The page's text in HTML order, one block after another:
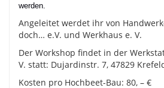
werden.
Angeleitet werdet ihr von
doch… e.V. und Werkhaus e. V.
Der Workshop findet in der
V. statt: Dujardinstr. 7, 47829
Kosten pro Hochbeet-Bau: 80, – €